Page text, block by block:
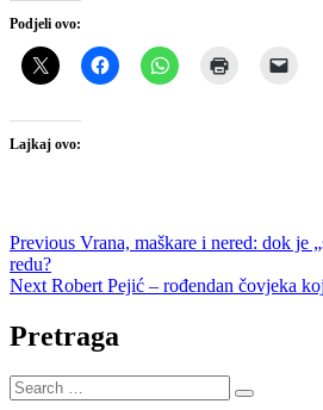
Podjeli ovo:
Lajkaj ovo:
Navigacija
objava
Previous Previous
Vrana, maškare i nered: dok je
redu?
Next Next
Robert Pejić – rođendan čovjeka
Pretraga
Search